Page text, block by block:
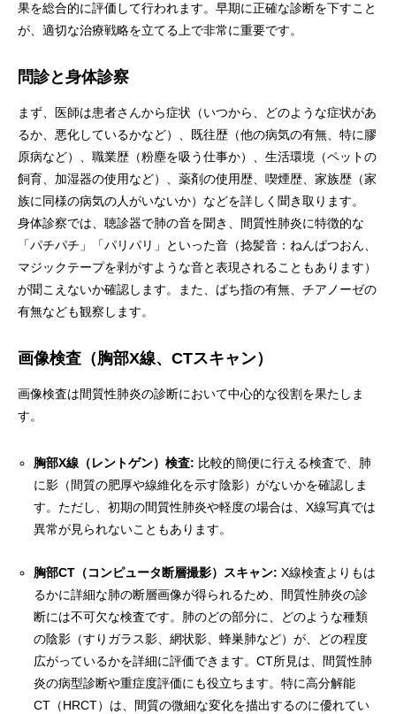
果を総合的に評価して行われます。早期に正確な診断を下すこと
が、適切な治療戦略を立てる上で非常に重要です。
問診と身体診察
まず、医師は患者さんから症状（いつから、どのような症状があ
るか、悪化しているかなど）、既往歴（他の病気の有無、特に膠
原病など）、職業歴（粉塵を吸う仕事か）、生活環境（ペットの
飼育、加湿器の使用など）、薬剤の使用歴、喫煙歴、家族歴（家
族に同様の病気の人がいないか）などを詳しく聞き取ります。
身体診察では、聴診器で肺の音を聞き、間質性肺炎に特徴的な
「パチパチ」「パリパリ」といった音（捻髪音：ねんぱつおん、
マジックテープを剥がすような音と表現されることもあります）
が聞こえないか確認します。また、ばち指の有無、チアノーゼの
有無なども観察します。
画像検査（胸部X線、CTスキャン）
画像検査は間質性肺炎の診断において中心的な役割を果たしま
す。
胸部X線（レントゲン）検査: 比較的簡便に行える検査で、肺
に影（間質の肥厚や線維化を示す陰影）がないかを確認しま
す。ただし、初期の間質性肺炎や軽度の場合は、X線写真では
異常が見られないこともあります。
胸部CT（コンピュータ断層撮影）スキャン: X線検査よりもは
るかに詳細な肺の断層画像が得られるため、間質性肺炎の診
断には不可欠な検査です。肺のどの部分に、どのような種類
の陰影（すりガラス影、網状影、蜂巣肺など）が、どの程度
広がっているかを詳細に評価できます。CT所見は、間質性肺
炎の病型診断や重症度評価にも役立ちます。特に高分解能
CT（HRCT）は、間質の微細な変化を描出するのに優れてい